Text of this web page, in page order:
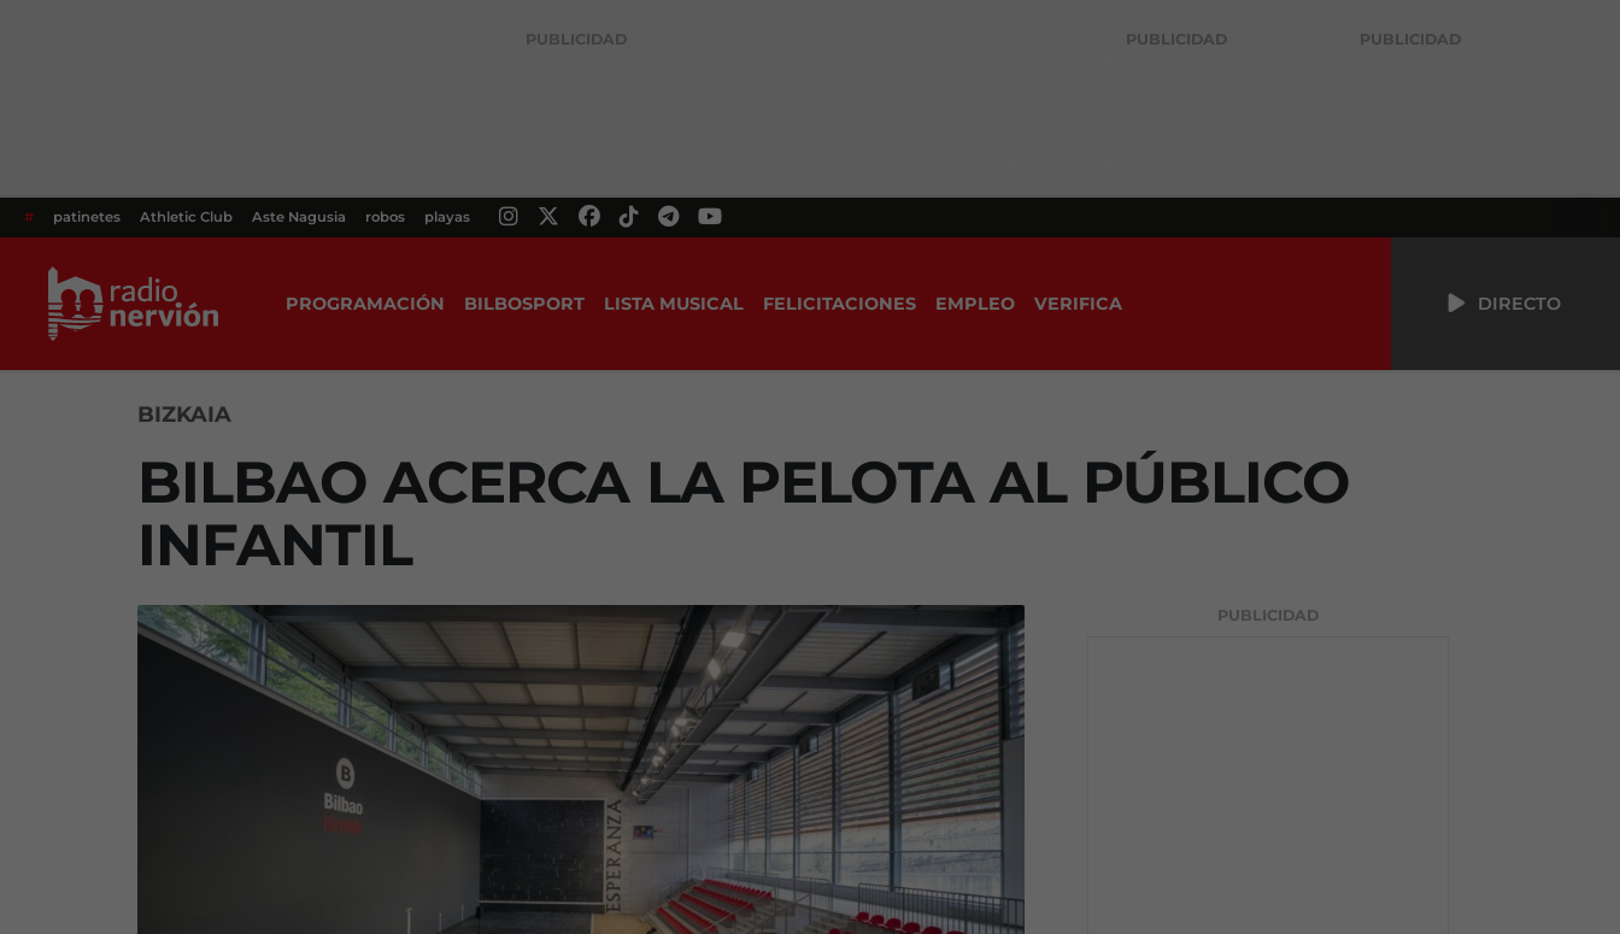
PUBLICIDAD PUBLICIDAD PUBLICIDAD
# patinetes Athletic Club Aste Nagusia robos playas
PROGRAMACIÓN BILBOSPORT LISTA MUSICAL FELICITACIONES EMPLEO VERIFICA DIRECTO
BIZKAIA
BILBAO ACERCA LA PELOTA AL PÚBLICO
INFANTIL
PUBLICIDAD